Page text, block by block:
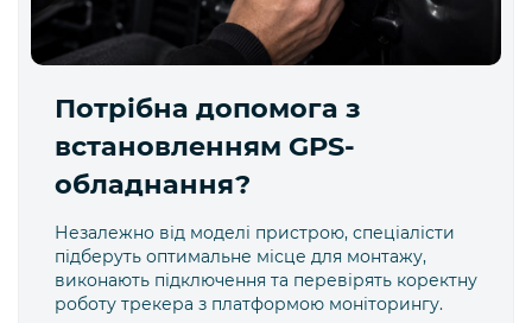
Потрібна допомога з
встановленням GPS-
обладнання?
Незалежно від моделі пристрою, спеціалісти
підберуть оптимальне місце для монтажу,
виконають підключення та перевірять коректну
роботу трекера з платформою моніторингу.